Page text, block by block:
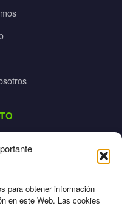
para obtener información
en este Web. Las cookies